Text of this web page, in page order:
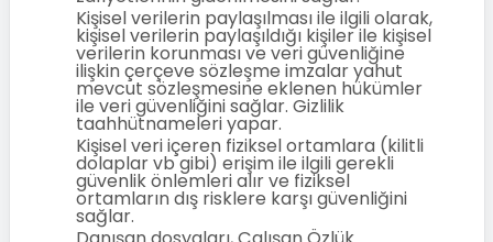
Kişisel verilerin paylaşılması ile ilgili olarak,
kişisel verilerin paylaşıldığı kişiler ile kişisel
verilerin korunması ve veri güvenliğine
ilişkin çerçeve sözleşme imzalar yahut
mevcut sözleşmesine eklenen hükümler
ile veri güvenliğini sağlar. Gizlilik
taahhütnameleri yapar.
Kişisel veri içeren fiziksel ortamlara (kilitli
dolaplar vb gibi) erişim ile ilgili gerekli
güvenlik önlemleri alır ve fiziksel
ortamların dış risklere karşı güvenliğini
sağlar.